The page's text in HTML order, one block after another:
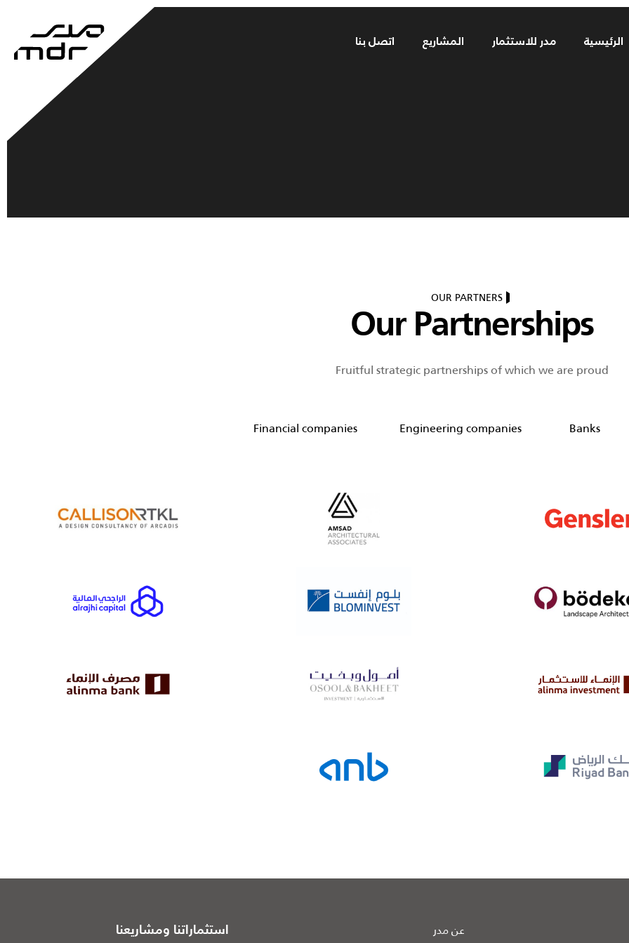
الرئيسية مدر للاستثمار المشاريع اتصل بنا
OUR PARTNERS
Our Partnerships
Fruitful strategic partnerships of which we are proud
Banks
Engineering companies
Financial companies
عن مدر
استثماراتنا ومشاريعنا